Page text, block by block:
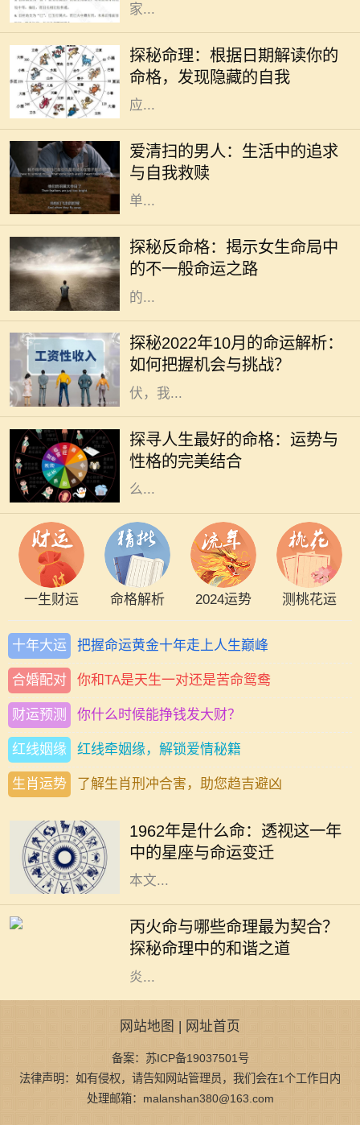
家...
探秘命理：根据日期解读你的
命格，发现隐藏的自我
在中国传统文化中，命理学作为一门
古老的学问，深受人们的关注。每个
人的生辰八字、出生日期，都会对其
命格产生显著的影响。不同的日期对
应...
爱清扫的男人：生活中的追求
与自我救赎
在现代社会中，越来越多的人开始关
注生活质量和内心的宁静。其中，有
一种特别的现象引起了我们的注意：
那些热爱清扫的男人。他们并不是简
单...
探秘反命格：揭示女生命局中
的不一般命运之路
在命理学中，命格通常是指一个人根
据其出生时间、地点所形成的命局。
然而，什么是反命格呢？简单来说，
反命格是指与传统命局形成鲜明对照
的...
探秘2022年10月的命运解析：
如何把握机会与挑战？
在瞬息万变的时代，掌握运势的变迁
对我们的生活、工作和人际关系都有
着不可忽视的影响。2022年10月，
正值秋季的深处，各种能量此起彼
伏，我...
探寻人生最好的命格：运势与
性格的完美结合
在我们的人生旅途中，命格的好坏常
常被视为命运的关键。一个良好的命
格能够为我们带来顺遂的机遇、丰盈
的财运和良好的社会关系，但究竟什
么...
一生财运 命格解析 2024运势 测桃花运
十年大运 把握命运黄金十年走上人生巅峰
合婚配对 你和TA是天生一对还是苦命鸳鸯
财运预测 你什么时候能挣钱发大财？
红线姻缘 红线牵姻缘，解锁爱情秘籍
生肖运势 了解生肖刑冲合害，助您趋吉避凶
1962年是什么命：透视这一年
中的星座与命运变迁
1962年，对于许多人而言，是一个精
来了新的希望和挑战。在这个年份
中，许多星座将迎来命运的转折点。
本文...
丙火命与哪些命理最为契合？
探秘命理中的和谐之道
在中国的命理学中，五行相生相克的
理论是理解人与人之间关系的重要基
础。其中，丙火命的人，因其性格热
情、光明积极而备受瞩目。他们如同
炎...
网站地图 | 网址首页
备案：苏ICP备19037501号
法律声明：如有侵权，请告知网站管理员，我们会在1个工作日内
处理邮箱：malanshan380@163.com